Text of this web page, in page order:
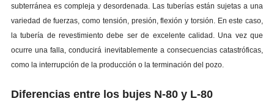
subterránea es compleja y desordenada. Las tuberías están sujetas a una
variedad de fuerzas, como tensión, presión, flexión y torsión. En este caso,
la tubería de revestimiento debe ser de excelente calidad. Una vez que
ocurre una falla, conducirá inevitablemente a consecuencias catastróficas,
como la interrupción de la producción o la terminación del pozo.
Diferencias entre los bujes N-80 y L-80